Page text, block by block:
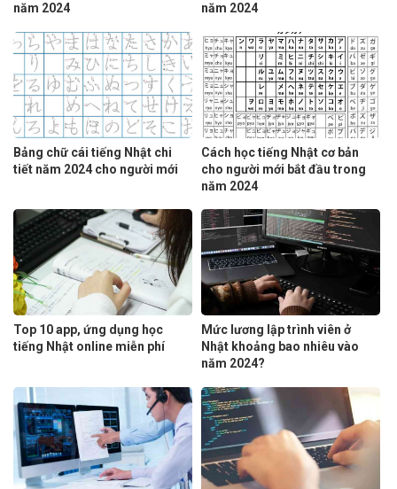
năm 2024
năm 2024
Bảng chữ cái tiếng Nhật chi
tiết năm 2024 cho người mới
Cách học tiếng Nhật cơ bản
cho người mới bắt đầu trong
năm 2024
Top 10 app, ứng dụng học
tiếng Nhật online miễn phí
Mức lương lập trình viên ở
Nhật khoảng bao nhiêu vào
năm 2024?